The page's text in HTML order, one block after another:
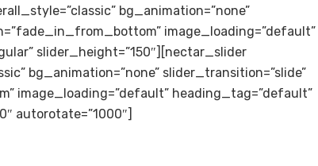
bg_animation=”none”
image_loading=”default”
slider_height=”150″][nectar_slider
bg_animation=”none” slider_transition=”slide”
image_loading=”default” heading_tag=”default”
autorotate=”1000″]